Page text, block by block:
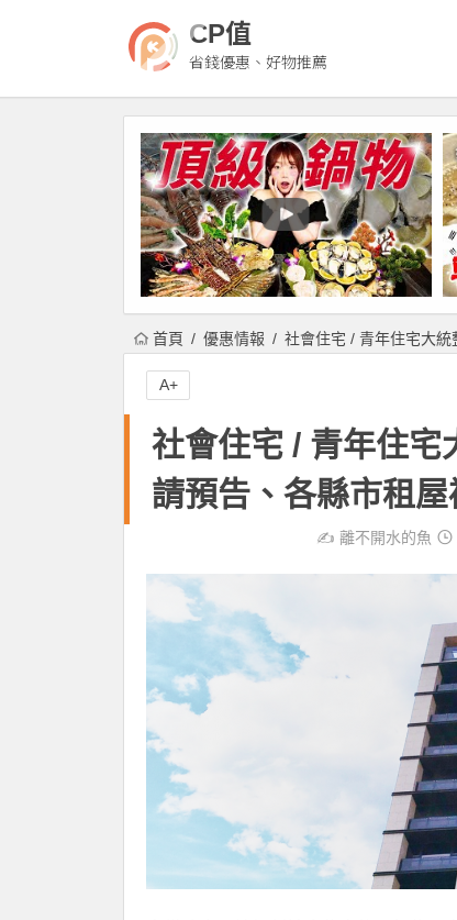
CP值
省錢優惠、好物推薦
首頁 優惠情報 社會住宅 / 青年住宅大統
社會住宅 / 青年住宅
請預告、各縣市租屋
✍️離不開水的魚
A+